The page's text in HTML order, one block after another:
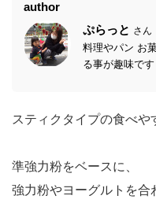
author
ぷらっと さん
料理やパン お
る事が趣味で
スティクタイプの食べや
準強力粉をベースに、
強力粉やヨーグルトを合